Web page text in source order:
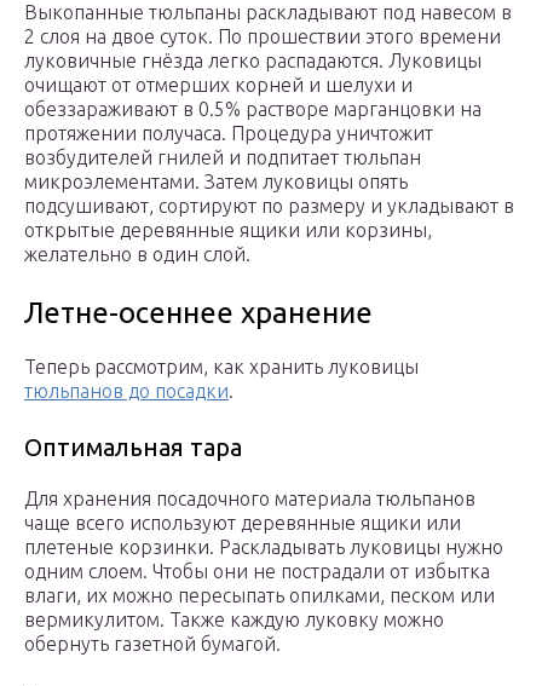
Выкопанные тюльпаны раскладывают под навесом в
2 слоя на двое суток. По прошествии этого времени
луковичные гнёзда легко распадаются. Луковицы
очищают от отмерших корней и шелухи и
обеззараживают в 0.5% растворе марганцовки на
протяжении получаса. Процедура уничтожит
возбудителей гнилей и подпитает тюльпан
микроэлементами. Затем луковицы опять
подсушивают, сортируют по размеру и укладывают в
открытые деревянные ящики или корзины,
желательно в один слой.
Летне-осеннее хранение
Теперь рассмотрим, как хранить луковицы
тюльпанов до посадки.
Оптимальная тара
Для хранения посадочного материала тюльпанов
чаще всего используют деревянные ящики или
плетеные корзинки. Раскладывать луковицы нужно
одним слоем. Чтобы они не пострадали от избытка
влаги, их можно пересыпать опилками, песком или
вермикулитом. Также каждую луковку можно
обернуть газетной бумагой.